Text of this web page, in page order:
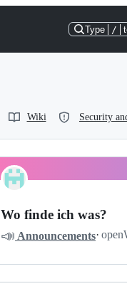
Type /
Wiki Security
Wo finde ich was?
📣 Announcements·